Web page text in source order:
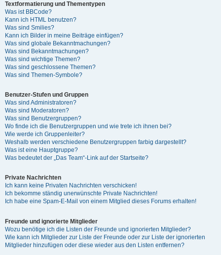
Textformatierung und Thementypen
Was ist BBCode?
Kann ich HTML benutzen?
Was sind Smilies?
Kann ich Bilder in meine Beiträge einfügen?
Was sind globale Bekanntmachungen?
Was sind Bekanntmachungen?
Was sind wichtige Themen?
Was sind geschlossene Themen?
Was sind Themen-Symbole?
Benutzer-Stufen und Gruppen
Was sind Administratoren?
Was sind Moderatoren?
Was sind Benutzergruppen?
Wo finde ich die Benutzergruppen und wie trete ich ihnen bei?
Wie werde ich Gruppenleiter?
Weshalb werden verschiedene Benutzergruppen farbig dargestellt?
Was ist eine Hauptgruppe?
Was bedeutet der „Das Team“-Link auf der Startseite?
Private Nachrichten
Ich kann keine Privaten Nachrichten verschicken!
Ich bekomme ständig unerwünschte Private Nachrichten!
Ich habe eine Spam-E-Mail von einem Mitglied dieses Forums erhalten!
Freunde und ignorierte Mitglieder
Wozu benötige ich die Listen der Freunde und ignorierten Mitglieder?
Wie kann ich Mitglieder zur Liste der Freunde oder zur Liste der ignorierten
Mitglieder hinzufügen oder diese wieder aus den Listen entfernen?